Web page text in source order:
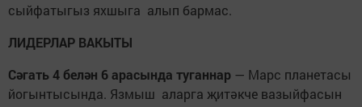
сыйфатыгыз яхшыга алып бармас.
ЛИДЕРЛАР ВАКЫТЫ
Сәгать 4 белән 6 арасында туганнар — Марс планетасы
йогынтысында. Язмыш аларга җитәкче вазыйфасын